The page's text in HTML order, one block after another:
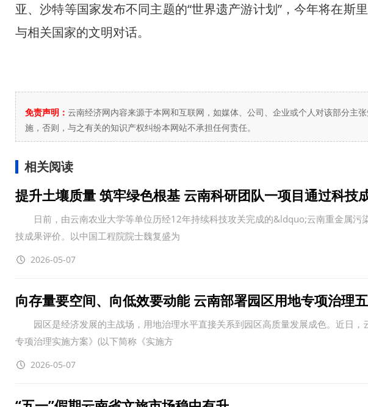
亚、沙特等国家发布不同主题的“世界遗产游计划”，今年将在斯
与相关国家的文明对话。
免责声明： 云南经济网内容来源于本网和互联网，如媒体、公司、企业或个人对该部分主
施，否则，与之有关的知识产权纠纷本网站不承担任何责任。
相关阅读
提升土壤质量 筑牢绿色根基 云南科研团队一项目通过科技
日前，由云南农业大学等单位历经12年持续科技攻关完成的&ldquo;云南重金属污
技成果评价。以中国工程院院士魏复盛为
2026-05-07
向存量要空间、向低效要动能 云南部署园区用地专项治理
园区是经济发展的主战场，用地治理水平直接关系到园区高质量发展成色。近日，
专项治理实施方案》(以下简称《实施方
2026-05-07